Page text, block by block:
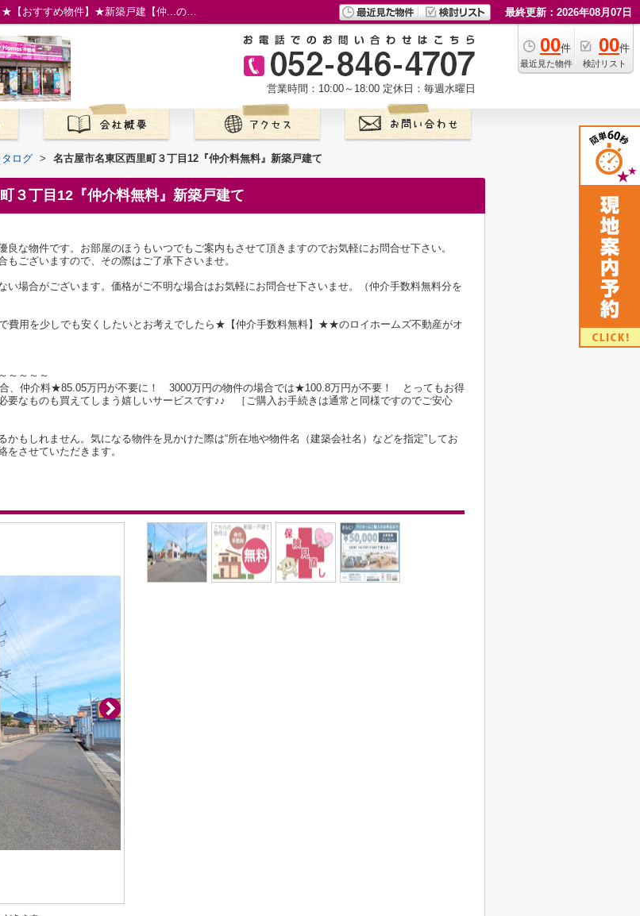
名古屋市名東区西里町３丁目12『仲介料無料』新築戸建て ★【おすすめ物件】★新築戸建【仲...の物件情報／名古屋市の仲介手数料無料の新築一戸建て／ロイホームズ不動産 最終更新：2026年08月07日
00件
最近見た物件
00件
検討リスト
営業時間：10:00～18:00 定休日：毎週水曜日
ログ > 名古屋市名東区西里町３丁目12『仲介料無料』新築戸建て
３丁目12『仲介料無料』新築戸建て
な物件です。お部屋のほうもいつでもご案内もさせて頂きますのでお気軽にお問合せ下さい。
ございますので、その際はご了承下さいませ。
場合がございます。価格がご不明な場合はお気軽にお問合せ下さいませ。（仲介手数料無料分を
費用を少しでも安くしたいとお考えでしたら★【仲介手数料無料】★★のロイホームズ不動産がオ
～～～～
、仲介料★85.05万円が不要に！ 3000万円の物件の場合では★100.8万円が不要！ とってもお得
要なものも買えてしまう嬉しいサービスです♪♪ ［ご購入お手続きは通常と同様ですのでご安心
もしれません。気になる物件を見かけた際は“所在地や物件名（建築会社名）などを指定”してお
させていただきます。